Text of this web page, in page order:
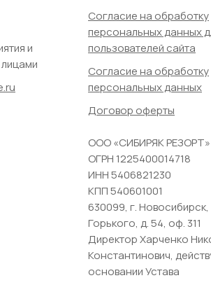
и
Согласие на обработку
персональных данных
пользователей сайта
Согласие на обработку
персональных данных
Договор оферты
ООО «СИБИРЯК РЕЗОРТ»
ОГРН 1225400014718
ИНН 5406821230
КПП 540601001
630099, г.
Горького, д. 54, оф. 311
Директор Харченко
Константинович,
основании Устава